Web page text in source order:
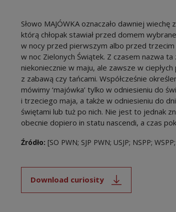
Słowo MAJÓWKA oznaczało dawniej
którą chłopak stawiał przed domem
w nocy przed pierwszym albo przed
w noc Zielonych Świątek. Z czasem nazwa
niekoniecznie w maju, ale zawsze w
z zabawą czy tańcami. Współcześnie
mówimy ‘majówka’ tylko w odniesieniu do
i trzeciego maja, a także w odniesieniu do
świętami lub tuż po nich. Nie jest to jednak
obecnie dopiero in statu nascendi, a czas
Źródło: [SO PWN; SJP PWN; USJP; NSPP;
Download curiosity
Note, the link will open in